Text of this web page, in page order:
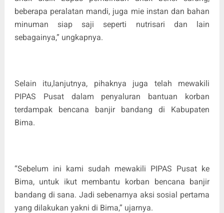
beberapa peralatan mandi, juga mie instan dan bahan
minuman siap saji seperti nutrisari dan lain
sebagainya,” ungkapnya.
Selain itu,lanjutnya, pihaknya juga telah mewakili
PIPAS Pusat dalam penyaluran bantuan korban
terdampak bencana banjir bandang di Kabupaten
Bima.
“Sebelum ini kami sudah mewakili PIPAS Pusat ke
Bima, untuk ikut membantu korban bencana banjir
bandang di sana. Jadi sebenarnya aksi sosial pertama
yang dilakukan yakni di Bima,” ujarnya.